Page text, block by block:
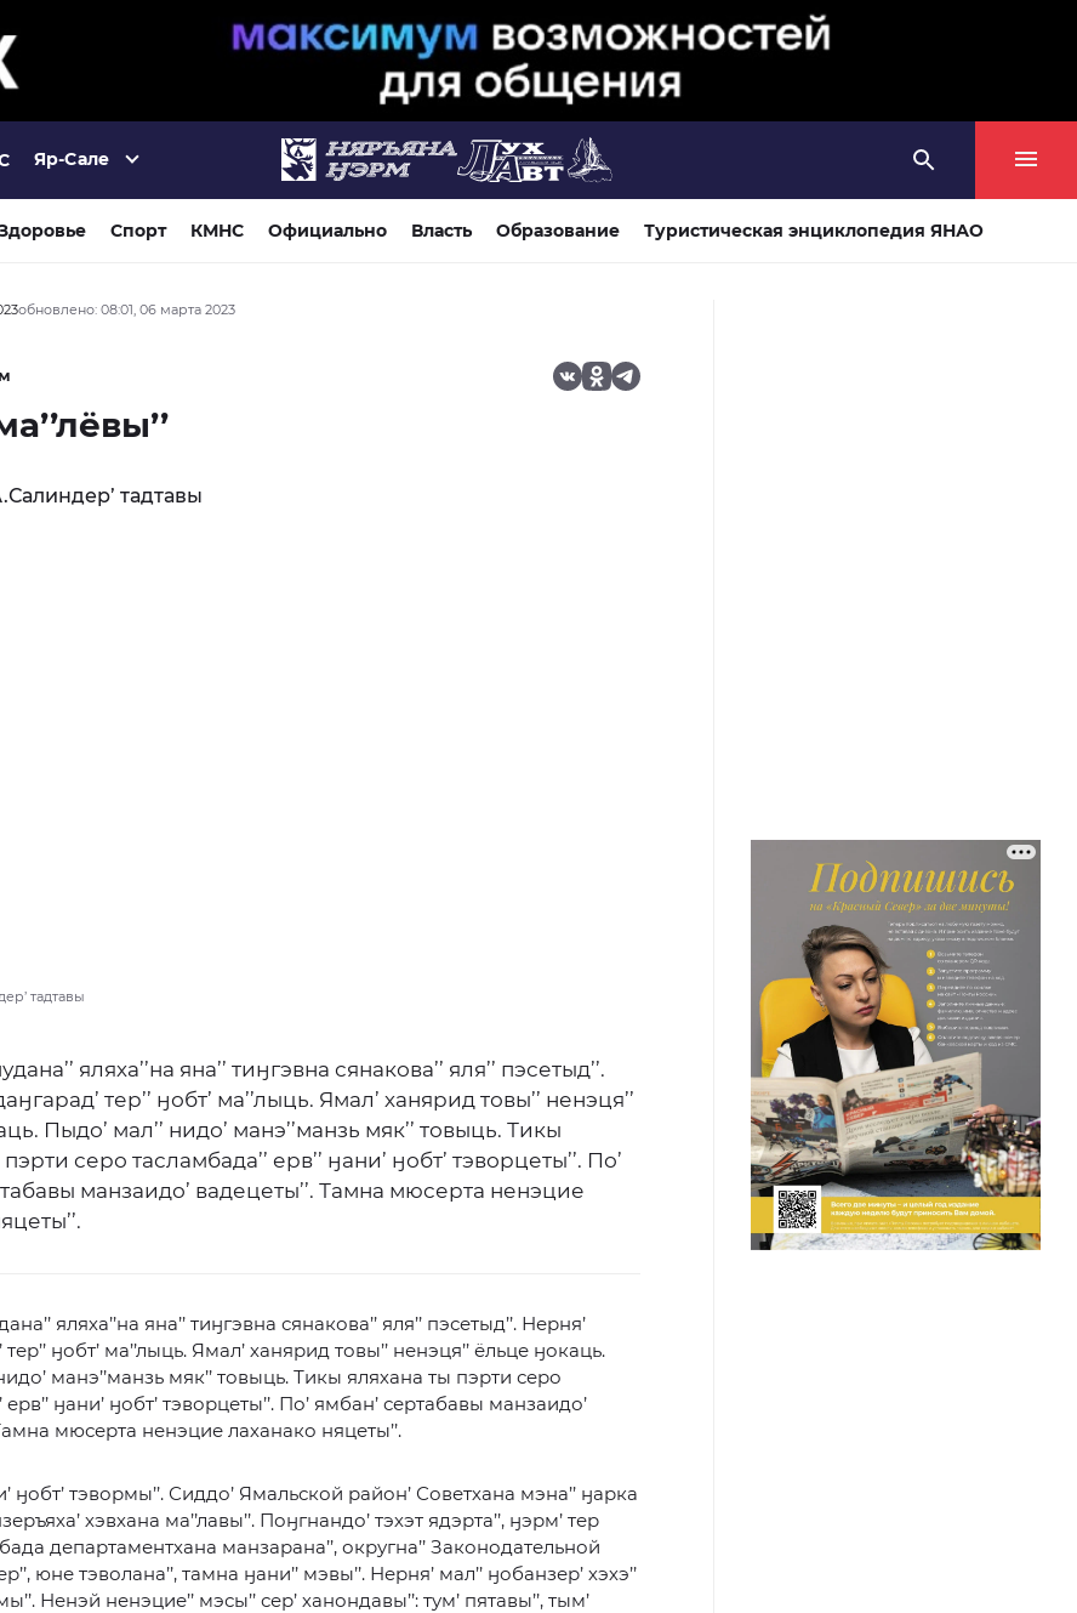
Яр-Сале
Спорт КМНС Официально Власть Образование Туристическая энциклопедия ЯНАО
обновлено: 08:01, 06 марта 2023
тадтавы
яляха’’на яна’’ тиӈгэвна сянакова’’ яля’’ пэсетыд’’.
тер’’ ӈобт’ ма’’лыць. Ямал’ ханярид товы’’ ненэця’’
Пыдо’ мал’’ нидо’ манэ’’манзь мяк’’ товыць. Тикы
серо тасламбада’’ ерв’’ ӈани’ ӈобт’ тэворцеты’’. По’
манзаидо’ вадецеты’’. Тамна мюсерта ненэцие
яляха’’на яна’’ тиӈгэвна сянакова’’ яля’’ пэсетыд’’. Нерня’
ӈобт’ ма’’лыць. Ямал’ ханярид товы’’ ненэця’’ ёльце ӈокаць.
манэ’’манзь мяк’’ товыць. Тикы яляхана ты пэрти серо
ерв’’ ӈани’ ӈобт’ тэворцеты’’. По’ ямбан’ сертабавы манзаидо’
мюсерта ненэцие лаханако няцеты’’.
ӈобт’ тэвормы’’. Сиддо’ Ямальской район’ Советхана мэна’’ ӈарка
хэвхана ма’’лавы’’. Поӈгнандо’ тэхэт ядэрта’’, ӈэрм’ тер
департаментхана манзарана’’, округна’’ Законодательной
юне тэволана’’, тамна ӈани’’ мэвы’’. Нерня’ мал’’ ӈобанзер’ хэхэ’’
Ненэй ненэцие’’ мэсы’’ сер’ ханондавы’’: тум’ пятавы’’, тым’